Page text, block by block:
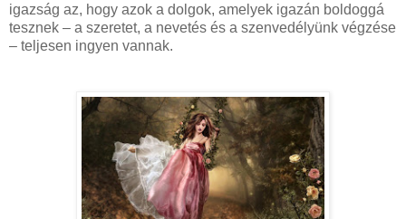
igazság az, hogy azok a dolgok, amelyek igazán boldoggá
tesznek – a szeretet, a nevetés és a szenvedélyünk végzése
– teljesen ingyen vannak.